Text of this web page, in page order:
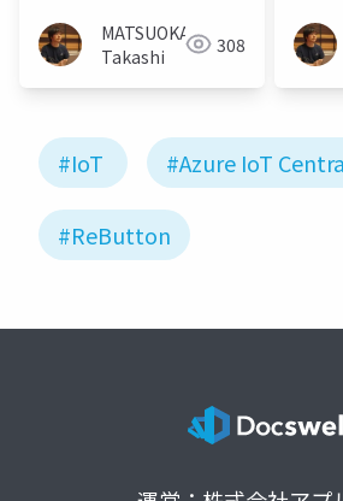
MATSUOKA
Takashi
308
#IoT #Azure IoT
#ReButton